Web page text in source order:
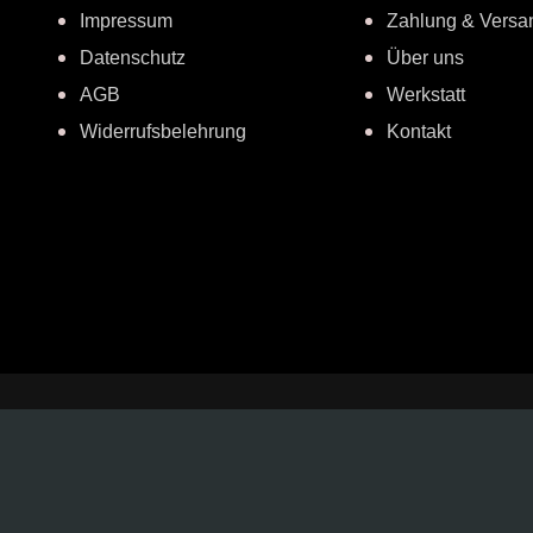
Impressum
Datenschutz
AGB
Widerrufsbelehrung
Zahlung &
Über uns
Werkstatt
Kontakt